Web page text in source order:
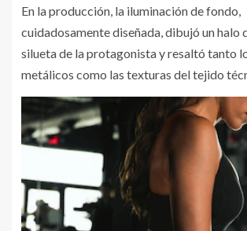
En la producción, la iluminación de fondo,
cuidadosamente diseñada, dibujó un halo
silueta de la protagonista y resaltó tanto
metálicos como las texturas del tejido